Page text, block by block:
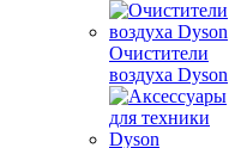
Очистители
воздуха Dyson